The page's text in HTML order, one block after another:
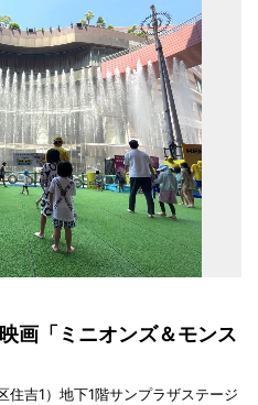
画「ミニオンズ＆モンス
住吉1）地下1階サンプラザステージ